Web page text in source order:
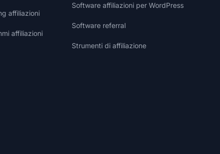
affiliazioni
affiliazioni
Software affiliazioni per WordPress
Software referral
Strumenti di affiliazione